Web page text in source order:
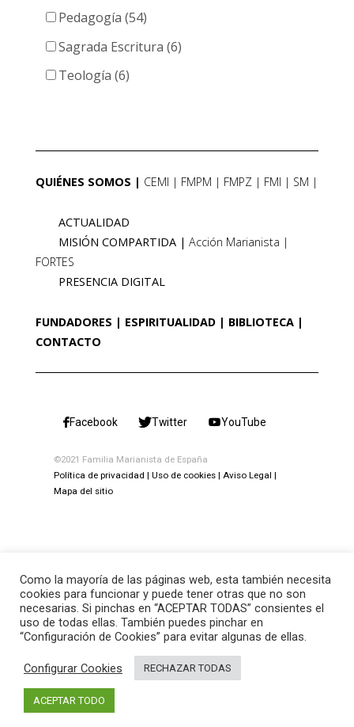
Pedagogía (54)
Sagrada Escritura (6)
Teología (6)
QUIÉNES SOMOS CEMI FMPM FMPZ FMI SM
ACTUALIDAD
MISIÓN COMPARTIDA
Acción Marianista
FORTES
PRESENCIA DIGITAL
FUNDADORES ESPIRITUALIDAD
BIBLIOTECA
CONTACTO
Facebook Twitter YouTube
©2021 Familia Marianista de España
Política de privacidad
Uso de cookies
Aviso Legal
Mapa del sitio
Como la mayoría de las páginas web, esta también necesita
cookies para funcionar y puede tener otras que no son
necesarias. Si pinchas en “ACEPTAR TODAS” consientes el
uso de todas ellas. También puedes pinchar en
“Configuración de Cookies” para evitar algunas de ellas.
Configurar Cookies RECHAZAR TODAS
ACEPTAR TODO